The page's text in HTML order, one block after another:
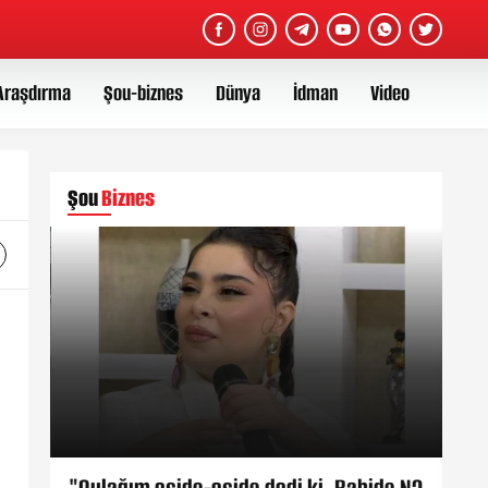
Şou-biznes Dünya İdman Video
ŞouBiznes